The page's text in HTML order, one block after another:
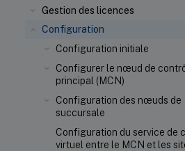
Gestion des licences
Configuration
Configuration initiale
Configurer le nœud de
principal (MCN)
Configuration des nœuds de
succursale
Configuration du service de
virtuel entre le MCN et les